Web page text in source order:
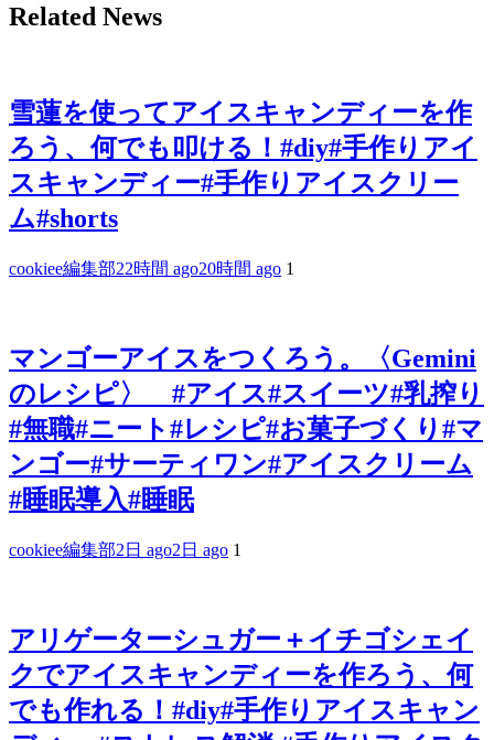
Related News
雪蓮を使ってアイスキャンディーを作
ろう、何でも叩ける！#diy#手作りアイ
スキャンディー#手作りアイスクリー
ム#shorts
cookiee編集部22時間 ago20時間 ago 1
マンゴーアイスをつくろう。〈Gemini
のレシピ〉 #アイス#スイーツ#乳搾り
#無職#ニート#レシピ#お菓子づくり#マ
ンゴー#サーティワン#アイスクリーム
#睡眠導入#睡眠
cookiee編集部2日 ago2日 ago 1
アリゲーターシュガー＋イチゴシェイ
クでアイスキャンディーを作ろう、何
でも作れる！#diy#手作りアイスキャン